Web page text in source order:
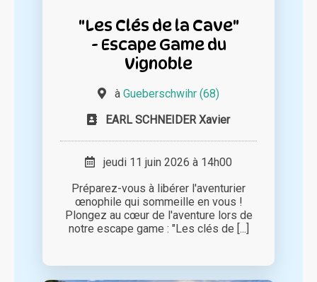
"Les Clés de la Cave"
- Escape Game du
Vignoble
à Gueberschwihr (68)
EARL SCHNEIDER Xavier
jeudi 11 juin 2026 à 14h00
Préparez-vous à libérer l'aventurier
œnophile qui sommeille en vous !
Plongez au cœur de l'aventure lors de
notre escape game : "Les clés de [...]